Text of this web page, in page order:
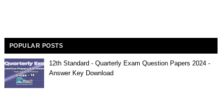
POPULAR POSTS
12th Standard - Quarterly Exam Question Papers 2024 -
Answer Key Download